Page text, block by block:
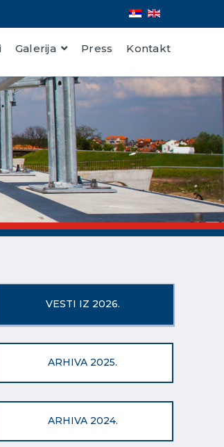
Galerija Press Kontakt
VESTI IZ 2026.
ARHIVA 2025.
ARHIVA 2024.